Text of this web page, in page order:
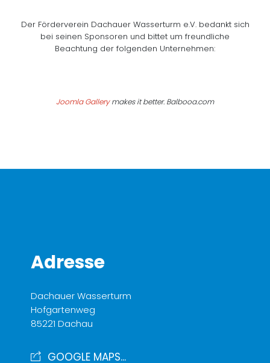
Der Förderverein Dachauer Wasserturm e.V. bedankt sich
bei seinen Sponsoren und bittet um freundliche
Beachtung der folgenden Unternehmen:
Joomla Gallerymakes it better. Balbooa.com
Adresse
Dachauer Wasserturm
Hofgartenweg
85221 Dachau
GOOGLE MAPS...